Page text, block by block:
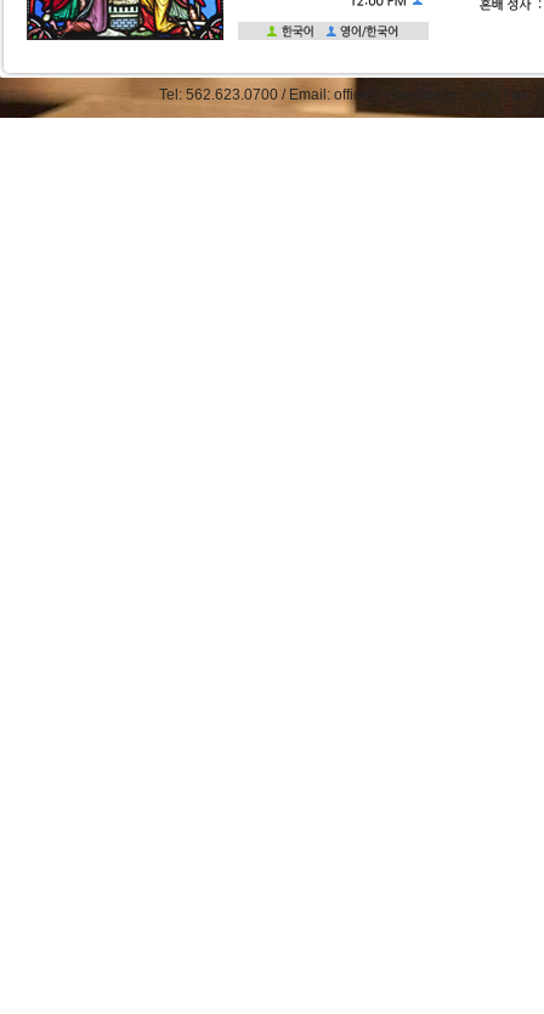
Tel: 562.623.0700 / Email: office@straphaelkcc.org /